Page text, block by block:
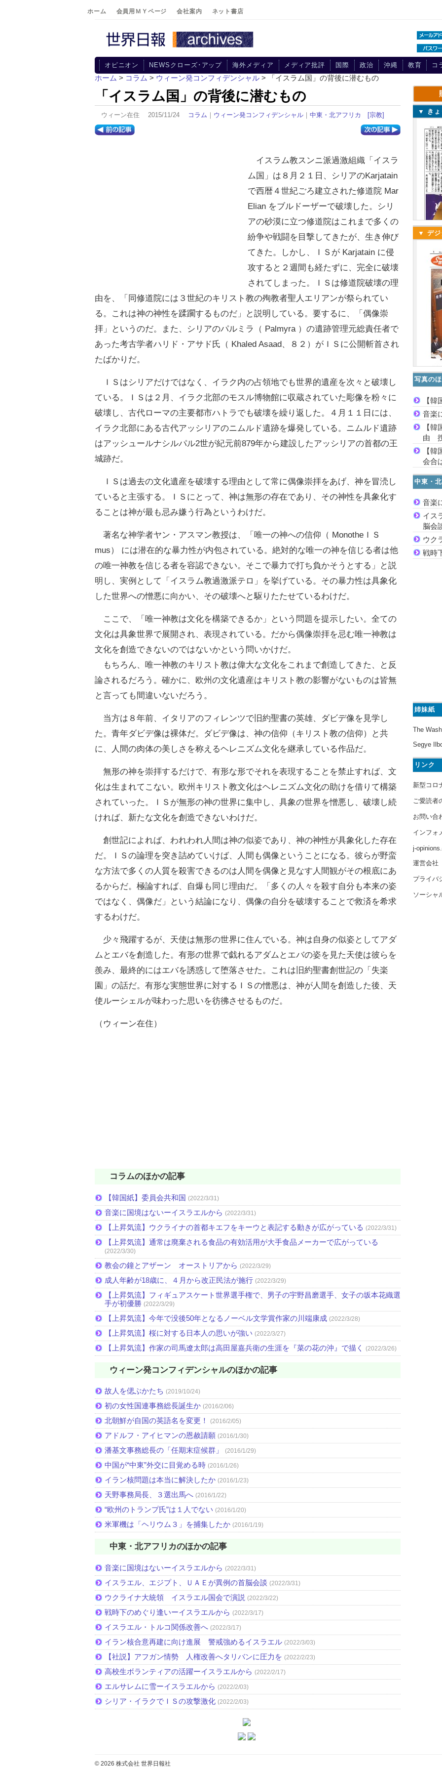
ホーム 会員用ＭＹページ 会社案内 ネット書店
オピニオン NEWSクローズ･アップ 海外メディア メディア批評 国際 政治 沖縄 教育 コ
ホーム > コラム > ウィーン発コンフィデンシャル > 「イスラム国」の背後に潜むもの
「イスラム国」の背後に潜むもの
ウィーン在住 2015/11/24 コラム ｜ ウィーン発コンフィデンシャル ｜ 中東・北アフリカ [宗教]
イスラム教スンニ派過激組織「イスラ
ム国」は８月２１日、シリアのKarjatain
で西暦４世紀ごろ建立された修道院 Mar
Elian をブルドーザーで破壊した。シリ
アの砂漠に立つ修道院はこれまで多くの
紛争や戦闘を目撃してきたが、生き伸び
てきた。しかし、ＩＳが Karjatain に侵
攻すると２週間も経たずに、完全に破壊
されてしまった。ＩＳは修道院破壊の理
由を、「同修道院には３世紀のキリスト教の殉教者聖人エリアンが祭られてい
る。これは神の神性を蹂躙するものだ」と説明している。要するに、「偶像崇
拝」というのだ。また、シリアのパルミラ（ Palmyra ）の遺跡管理元総責任者で
あった考古学者ハリド・アサド氏（ Khaled Asaad、８２）がＩＳに公開斬首され
たばかりだ。
ＩＳはシリアだけではなく、イラク内の占領地でも世界的遺産を次々と破壊し
ている。ＩＳは２月、イラク北部のモスル博物館に収蔵されていた彫像を粉々に
破壊し、古代ローマの主要都市ハトラでも破壊を繰り返した。４月１１日には、
イラク北部にある古代アッシリアのニムルド遺跡を爆発している。ニムルド遺跡
はアッシュールナシルパル2世が紀元前879年から建設したアッシリアの首都の王
城跡だ。
ＩＳは過去の文化遺産を破壊する理由として常に偶像崇拝をあげ、神を冒涜し
ていると主張する。ＩＳにとって、神は無形の存在であり、その神性を具象化す
ることは神が最も忌み嫌う行為というわけだ。
著名な神学者ヤン・アスマン教授は、「唯一の神への信仰（ MonotheＩＳ
mus） には潜在的な暴力性が内包されている。絶対的な唯一の神を信じる者は他
の唯一神教を信じる者を容認できない。そこで暴力で打ち負かそうとする」と説
明し、実例として「イスラム教過激派テロ」を挙げている。その暴力性は具象化
した世界への憎悪に向かい、その破壊へと駆りたたせているわけだ。
ここで、「唯一神教は文化を構築できるか」という問題を提示したい。全ての
文化は具象世界で展開され、表現されている。だから偶像崇拝を忌む唯一神教は
文化を創造できないのではないかという問いかけだ。
もちろん、唯一神教のキリスト教は偉大な文化をこれまで創造してきた、と反
論されるだろう。確かに、欧州の文化遺産はキリスト教の影響がないものは皆無
と言っても間違いないだろう。
当方は８年前、イタリアのフィレンツで旧約聖書の英雄、ダビデ像を見学し
た。青年ダビデ像は裸体だ。ダビデ像は、神の信仰（キリスト教の信仰）と共
に、人間の肉体の美しさを称えるヘレニズム文化を継承している作品だ。
無形の神を崇拝するだけで、有形な形でそれを表現することを禁止すれば、文
化は生まれてこない。欧州キリスト教文化はヘレニズム文化の助けを借りて構築
されていった。ＩＳが無形の神の世界に集中し、具象の世界を憎悪し、破壊し続
ければ、新たな文化を創造できないわけだ。
創世記によれば、われわれ人間は神の似姿であり、神の神性が具象化した存在
だ。ＩＳの論理を突き詰めていけば、人間も偶像ということになる。彼らが野蛮
な方法で多くの人質を殺害できるのは人間を偶像と見なす人間観がその根底にあ
るからだ。極論すれば、自爆も同じ理由だ。「多くの人々を殺す自分も本来の姿
ではなく、偶像だ」という結論になり、偶像の自分を破壊することで救済を希求
するわけだ。
少々飛躍するが、天使は無形の世界に住んでいる。神は自身の似姿としてアダ
ムとエバを創造した。有形の世界で戯れるアダムとエバの姿を見た天使は彼らを
羨み、最終的にはエバを誘惑して堕落させた。これは旧約聖書創世記の「失楽
園」の話だ。有形な実態世界に対するＩＳの憎悪は、神が人間を創造した後、天
使ルーシェルが味わった思いを彷彿させるものだ。
（ウィーン在住）
コラムのほかの記事
【韓国紙】委員会共和国 (2022/3/31)
音楽に国境はないーイスラエルから (2022/3/31)
【上昇気流】ウクライナの首都キエフをキーウと表記する動きが広がっている (2022/3/31)
【上昇気流】通常は廃棄される食品の有効活用が大手食品メーカーで広がっている
(2022/3/30)
教会の鐘とアザーン オーストリアから (2022/3/29)
成人年齢が18歳に、４月から改正民法が施行 (2022/3/29)
【上昇気流】フィギュアスケート世界選手権で、男子の宇野昌磨選手、女子の坂本花織選
手が初優勝 (2022/3/29)
【上昇気流】今年で没後50年となるノーベル文学賞作家の川端康成 (2022/3/28)
【上昇気流】桜に対する日本人の思いが強い (2022/3/27)
【上昇気流】作家の司馬遼太郎は高田屋嘉兵衛の生涯を『菜の花の沖』で描く (2022/3/26)
ウィーン発コンフィデンシャルのほかの記事
故人を偲ぶかたち (2019/10/24)
初の女性国連事務総長誕生か (2016/2/06)
北朝鮮が自国の英語名を変更！ (2016/2/05)
アドルフ・アイヒマンの恩赦請願 (2016/1/30)
潘基文事務総長の「任期末症候群」 (2016/1/29)
中国が“中東”外交に目覚める時 (2016/1/26)
イラン核問題は本当に解決したか (2016/1/23)
天野事務局長、３選出馬へ (2016/1/22)
“欧州のトランプ氏”は１人でない (2016/1/20)
米軍機は「ヘリウム３」を捕集したか (2016/1/19)
中東・北アフリカのほかの記事
音楽に国境はないーイスラエルから (2022/3/31)
イスラエル、エジプト、ＵＡＥが異例の首脳会談 (2022/3/31)
ウクライナ大統領 イスラエル国会で演説 (2022/3/22)
戦時下のめぐり逢いーイスラエルから (2022/3/17)
イスラエル・トルコ関係改善へ (2022/3/17)
イラン核合意再建に向け進展 警戒強めるイスラエル (2022/3/03)
【社説】アフガン情勢 人権改善へタリバンに圧力を (2022/2/23)
高校生ボランティアの活躍ーイスラエルから (2022/2/17)
エルサレムに雪ーイスラエルから (2022/2/03)
シリア・イラクでＩＳの攻撃激化 (2022/2/03)
▼ きょ
▼ デジ
写真の
【
音楽
【
由
【
会合
中東・
音楽
イス
脳会
ウク
戦時
姉妹紙
The
Segye
リンク
新型コロ
ご愛読者
お問い合
インフォ
j-
運営会社
プライバ
ソーシャ
© 2026 株式会社 世界日報社